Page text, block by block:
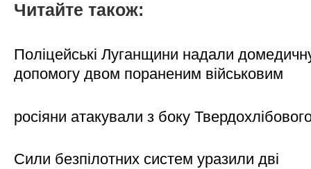
Читайте також:
Поліцейські Луганщини надали
допомогу двом пораненим військовим
росіяни атакували з боку
Сили безпілотних систем уразили дві